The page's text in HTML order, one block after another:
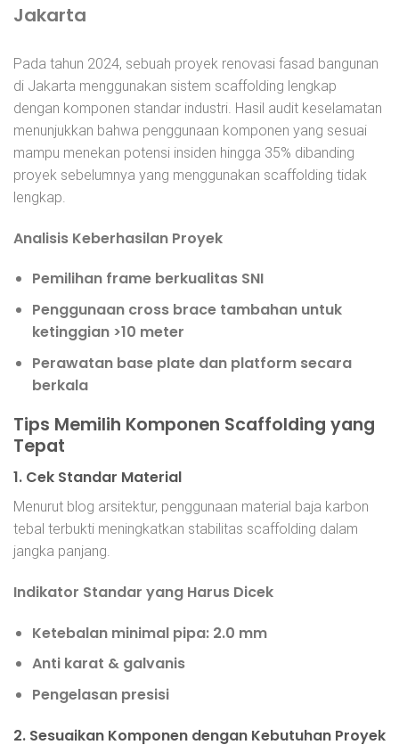
Jakarta
Pada tahun 2024, sebuah proyek renovasi fasad bangunan
di Jakarta menggunakan sistem scaffolding lengkap
dengan komponen standar industri. Hasil audit keselamatan
menunjukkan bahwa penggunaan komponen yang sesuai
mampu menekan potensi insiden hingga 35% dibanding
proyek sebelumnya yang menggunakan scaffolding tidak
lengkap.
Analisis Keberhasilan Proyek
Pemilihan frame berkualitas SNI
Penggunaan cross brace tambahan untuk
ketinggian >10 meter
Perawatan base plate dan platform secara
berkala
Tips Memilih Komponen Scaffolding yang
Tepat
1. Cek Standar Material
Menurut blog arsitektur, penggunaan material baja karbon
tebal terbukti meningkatkan stabilitas scaffolding dalam
jangka panjang.
Indikator Standar yang Harus Dicek
Ketebalan minimal pipa: 2.0 mm
Anti karat & galvanis
Pengelasan presisi
2. Sesuaikan Komponen dengan Kebutuhan Proyek